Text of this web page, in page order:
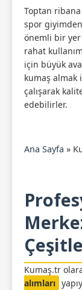
Toptan ribana
spor
önemli bir yer
rahat
için büyük
kumaş almak
çalışarak
edebilirler.
Ana Sayfa »
Kumaş.tr
alımları